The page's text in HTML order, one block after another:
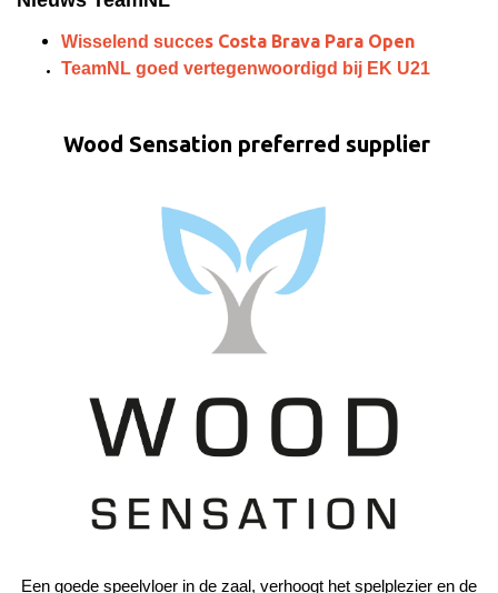
Wisselend succes Costa Brava Para Open
TeamNL goed vertegenwoordigd bij EK U21
Wood Sensation preferred supplier
Een goede speelvloer in de zaal, verhoogt het spelplezier en de